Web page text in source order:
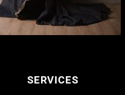
SERVICES